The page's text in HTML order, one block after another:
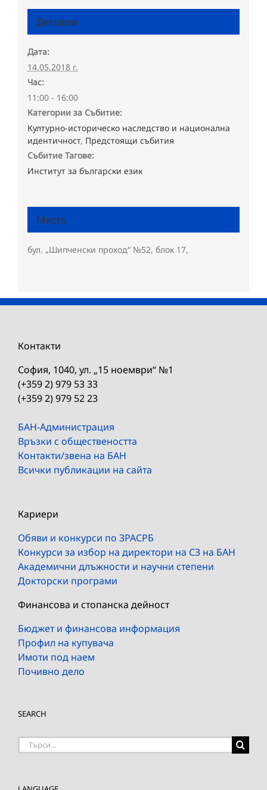
Детайли
Дата:
14.05.2018 г.
Час:
11:00 - 16:00
Категории за Събитие:
Културно-историческо наследство и национална
идентичност, Предстоящи събития
Събитие Тагове:
Институт за български език
Място
бул. „Шипченски проход“ №52, блок 17,
Контакти
София, 1040, ул. „15 ноември“ №1
(+359 2) 979 53 33
(+359 2) 979 52 23
БАН-Администрация
Връзки с обществеността
Контакти/звена на БАН
Всички публикации на сайта
Кариери
Обяви и конкурси по ЗРАСРБ
Конкурси за избор на директори на СЗ на БАН
Академични длъжности и научни степени
Докторски програми
Финансова и стопанска дейност
Бюджет и финансова информация
Профил на купувача
Имоти под наем
Почивно дело
SEARCH
Търсене